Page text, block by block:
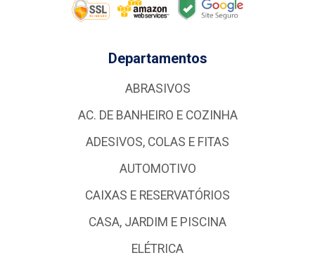
Departamentos
ABRASIVOS
AC. DE BANHEIRO E COZINHA
ADESIVOS, COLAS E FITAS
AUTOMOTIVO
CAIXAS E RESERVATÓRIOS
CASA, JARDIM E PISCINA
ELÉTRICA